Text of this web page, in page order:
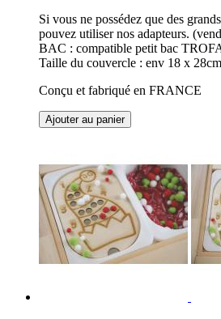
Si vous ne possédez que des
pouvez utiliser nos adapteurs.
BAC : compatible petit bac
Taille du couvercle : env 18 x 28cm
Conçu et fabriqué en FRANCE
Ajouter au panier